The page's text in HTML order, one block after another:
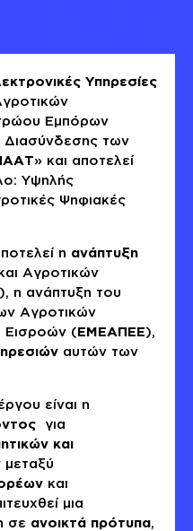
Υπηρεσίες
Εμπόρων
των
» και αποτελεί
Υψηλής
Ψηφιακές
η ανάπτυξη
Αγροτικών
), η ανάπτυξη του
Αγροτικών
Εισροών (ΕΜΕΑΠΕΕ),
αυτών των
είναι η
για
και
μεταξύ
και
μια
σε ανοικτά πρότυπα,